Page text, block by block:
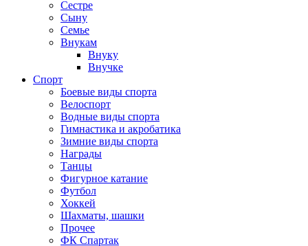
Сестре
Сыну
Семье
Внукам
Внуку
Внучке
Спорт
Боевые виды спорта
Велоспорт
Водные виды спорта
Гимнастика и акробатика
Зимние виды спорта
Награды
Танцы
Фигурное катание
Футбол
Хоккей
Шахматы, шашки
Прочее
ФК Спартак